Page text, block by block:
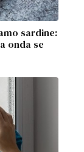
sardine:
onda se